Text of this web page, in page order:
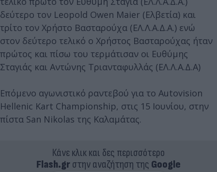
δεύτερο τον Leopold Owen Maier (Ελβετία) και
τρίτο τον Χρήστο Βασταρούχα (ΕΛ.Λ.Α.Δ.Α.) ενώ
στον δεύτερο τελικό ο Χρήστος Βασταρούχας ήταν
πρώτος και πίσω του τερμάτισαν οι Ευθύμης
Σταγιάς και Αντώνης Τριανταφυλλάς (ΕΛ.Λ.Α.Δ.Α)
Επόμενο αγωνιστικό ραντεβού για το Autovision
Hellenic Kart Championship, στις 15 Ιουνίου, στην
πίστα San Nikolas της Καλαμάτας.
Κάνε κλικ και δες περισσότερο
Flash.grστην αναζήτηση της Google